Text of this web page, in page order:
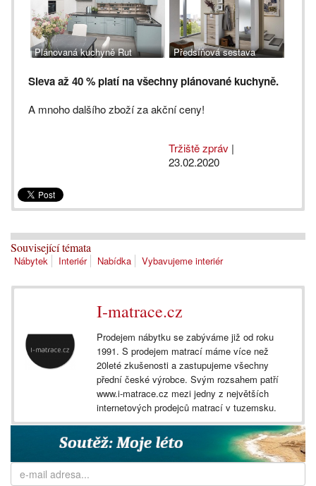
Plánovaná kuchyně Rut
Předsíňová sestava
Sleva až 40 % platí na všechny plánované kuchyně.
A mnoho dalšího zboží za akční ceny!
Tržiště zpráv |
23.02.2020
Související témata
Nábytek Interiér Nabídka Vybavujeme interiér
I-matrace.cz
Prodejem nábytku se zabýváme již od roku
1991. S prodejem matrací máme více než
20leté zkušenosti a zastupujeme všechny
přední české výrobce. Svým rozsahem patří
www.i-matrace.cz mezi jedny z největších
internetových prodejců matrací v tuzemsku.